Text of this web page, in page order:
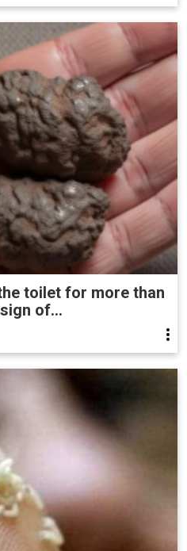
toilet for more than
of...